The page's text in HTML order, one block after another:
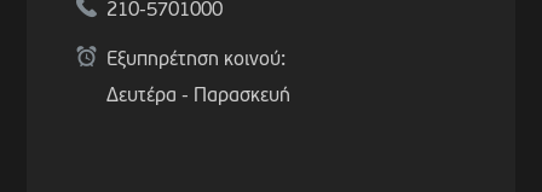
210-5701000
Εξυπηρέτηση κοινού:
Δευτέρα - Παρασκευή